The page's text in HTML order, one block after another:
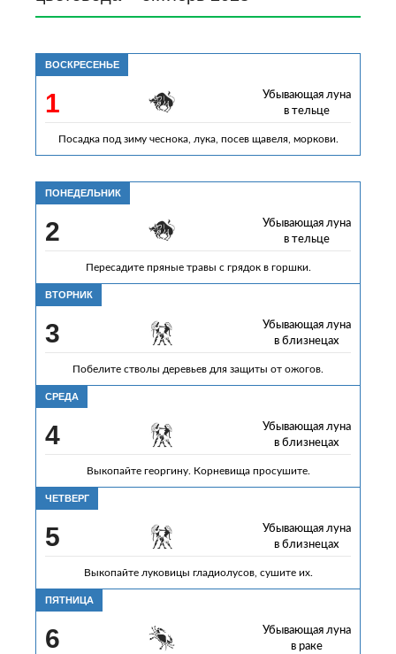
ВОСКРЕСЕНЬЕ
1
Убывающая луна
в тельце
Посадка под зиму чеснока, лука, посев щавеля, моркови.
ПОНЕДЕЛЬНИК
2
Убывающая луна
в тельце
Пересадите пряные травы с грядок в горшки.
ВТОРНИК
3
Убывающая луна
в близнецах
Побелите стволы деревьев для защиты от ожогов.
СРЕДА
4
Убывающая луна
в близнецах
Выкопайте георгину. Корневища просушите.
ЧЕТВЕРГ
5
Убывающая луна
в близнецах
Выкопайте луковицы гладиолусов, сушите их.
ПЯТНИЦА
6
Убывающая луна
в раке